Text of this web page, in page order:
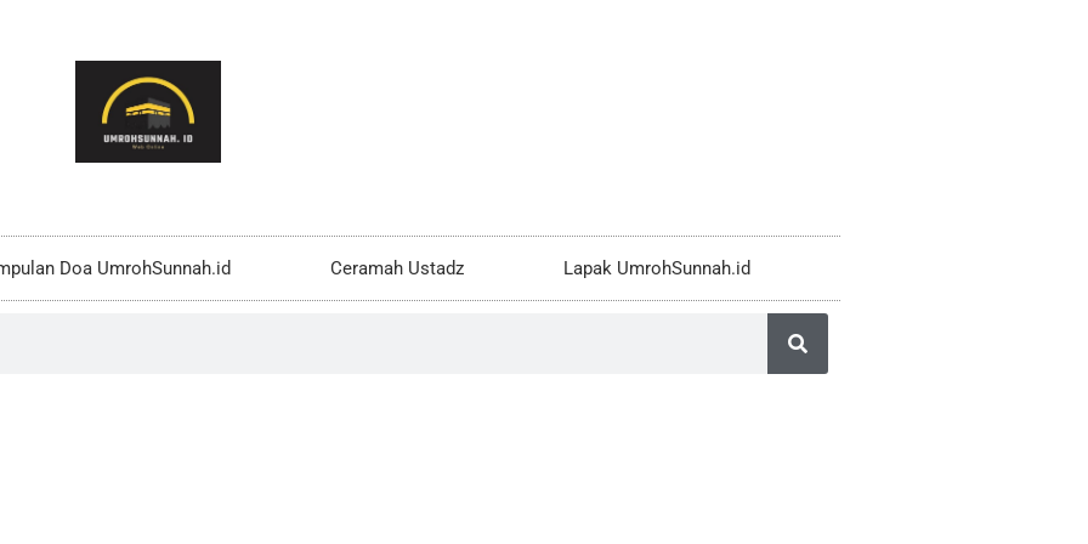
Doa UmrohSunnah.id Ceramah Ustadz Lapak UmrohSunnah.id